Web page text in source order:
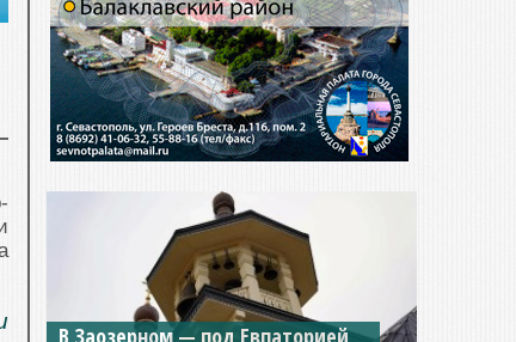
Мужской монастырь Косьмы и
Дамиана в Крыму вновь открыт